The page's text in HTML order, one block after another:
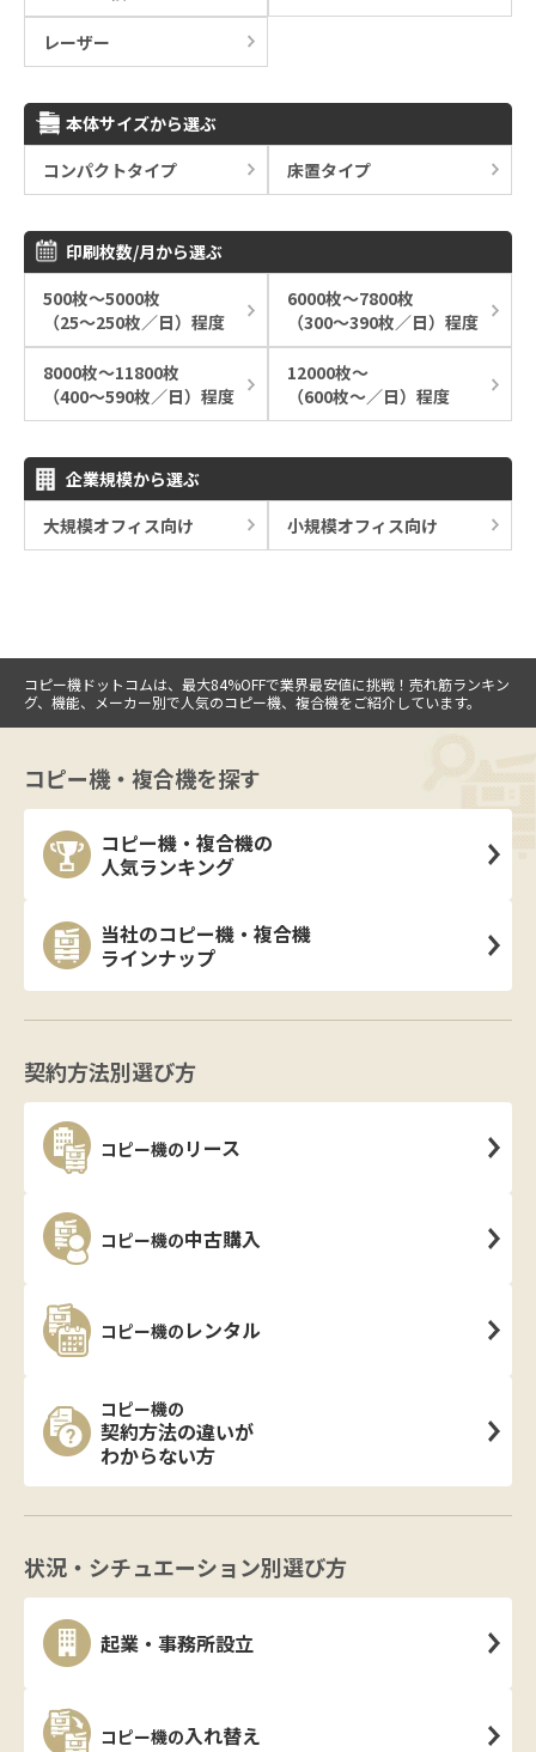
レーザー
本体サイズから選ぶ
コンパクトタイプ
床置タイプ
印刷枚数/月から選ぶ
500枚～5000枚
（25～250枚／日）程度
6000枚～7800枚
（300～390枚／日）程度
8000枚～11800枚
（400～590枚／日）程度
12000枚～
（600枚～／日）程度
企業規模から選ぶ
大規模オフィス向け
小規模オフィス向け
コピー機ドットコムは、最大84%OFFで業界最安値に挑戦！売れ筋ランキン
グ、機能、メーカー別で人気のコピー機、複合機をご紹介しています。
コピー機・複合機を探す
コピー機・複合機の
人気ランキング
当社のコピー機・複合機
ラインナップ
契約方法別選び方
コピー機の リース
コピー機の中古購入
コピー機の レンタル
コピー機の
契約方法の違いが
わからない方
状況・シチュエーション別選び方
起業・事務所設立
コピー機の入れ替え